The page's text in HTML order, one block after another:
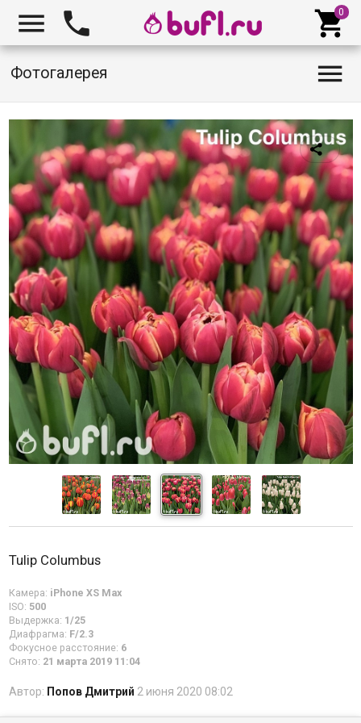
  
Фотогалерея 
Tulip Columbus
Камера: iPhone XS Max
ISO: 500
Выдержка: 1/25
Диафрагма: F/2.3
Фокусное расстояние: 6
Снято: 21 марта 2019 11:04
Автор: Попов Дмитрий 2 июня 2020 08:02